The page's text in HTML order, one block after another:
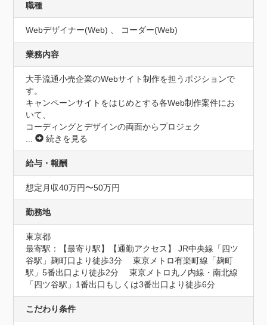
職種
Webデザイナー(Web) 、 コーダー(Web)
業務内容
大手流通小売企業のWebサイト制作を担うポジションで
す。
キャンペーンサイトをはじめとする各Web制作案件にお
いて、
コーディングとデザインの両面からプロジェク
...
続きを見る
給与・報酬
想定月収40万円〜50万円
勤務地
東京都
最寄駅：【最寄り駅】【通勤アクセス】 JR中央線「四ツ
谷駅」麹町口より徒歩3分　 東京メトロ有楽町線「麹町
駅」5番出口より徒歩2分　 東京メトロ丸ノ内線・南北線
「四ツ谷駅」1番出口もしくは3番出口より徒歩6分
こだわり条件